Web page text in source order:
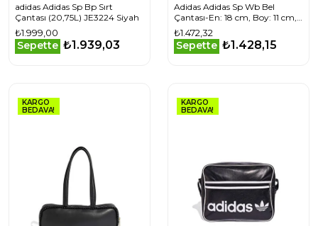
adidas Adidas Sp Bp Sırt
Çantası (20,75L) JE3224 Siyah
₺1.999,00
Sepette ₺1.939,03
Adidas Adidas Sp Wb Bel
Çantası-En: 18 cm, Boy: 11 cm,
Derinlik: 6 cm JE3225 Siyah
₺1.472,32
Sepette ₺1.428,15
KARGO
BEDAVA!
KARGO
BEDAVA!